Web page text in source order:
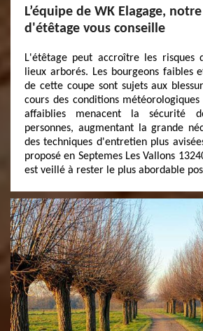
L’équipe de WK Elagage,
d'étêtage vous conseille
L'étêtage peut accroître les risques
lieux arborés. Les bourgeons faibles
de cette coupe sont sujets aux
cours des conditions météorologiques
affaiblies menacent la sécurité
personnes, augmentant la grande
des techniques d'entretien plus
proposé en Septemes Les Vallons
est veillé à rester le plus abordable